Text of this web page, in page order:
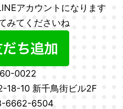
アカウントになります
みてくださいね
0022
18-10 新千鳥街ビル2F
6662-6504